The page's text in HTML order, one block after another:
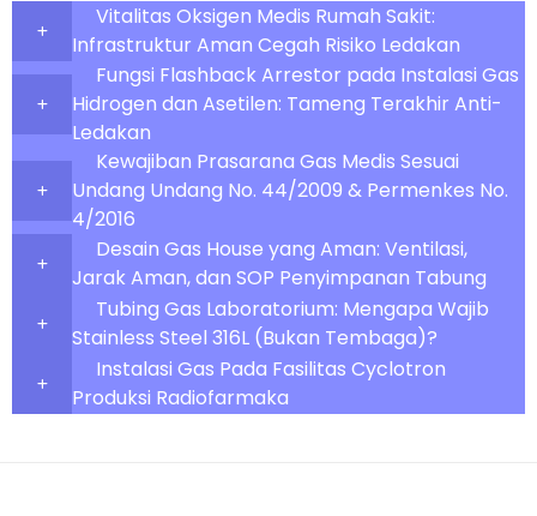
Vitalitas Oksigen Medis Rumah Sakit:
Infrastruktur Aman Cegah Risiko Ledakan
Fungsi Flashback Arrestor pada Instalasi Gas
Hidrogen dan Asetilen: Tameng Terakhir Anti-
Ledakan
Kewajiban Prasarana Gas Medis Sesuai
Undang Undang No. 44/2009 & Permenkes No.
4/2016
Desain Gas House yang Aman: Ventilasi,
Jarak Aman, dan SOP Penyimpanan Tabung
Tubing Gas Laboratorium: Mengapa Wajib
Stainless Steel 316L (Bukan Tembaga)?
Instalasi Gas Pada Fasilitas Cyclotron
Produksi Radiofarmaka